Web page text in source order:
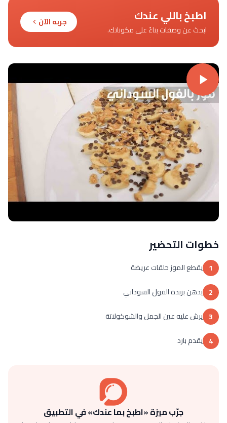
اطبخ باللي عندك
ابحث عن وصفات بناءً على مكوناتك.
جربه الآن
خطوات التحضير
1 يقطع الموز حلقات عريضة
2 يدهن بزبدة الفول السوداني
3 يرش عليه عين الجمل والشوكولاتة
4 يقدم بارد
جرّب ميزة «اطبخ بما عندك» في التطبيق